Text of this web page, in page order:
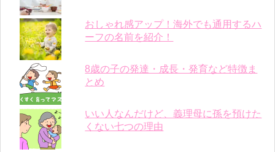
おしゃれ感アップ！海外でも通用するハ
ーフの名前を紹介！
8歳の子の発達・成長・発育など特徴ま
とめ
いい人なんだけど、義理母に孫を預けた
くない七つの理由